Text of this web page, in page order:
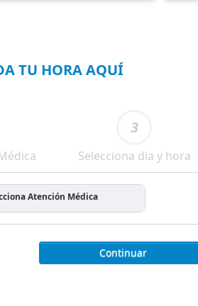
TU HORA AQUÍ
3
Selecciona dia y hora
Atención Médica
Continuar